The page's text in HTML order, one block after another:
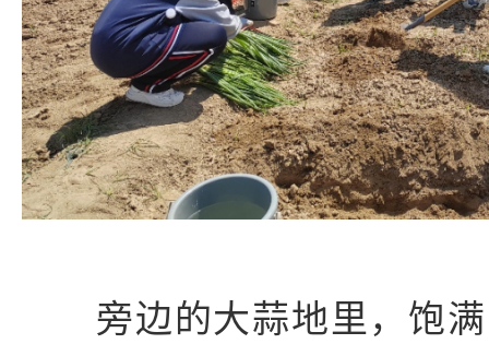
旁边的大蒜地里，饱